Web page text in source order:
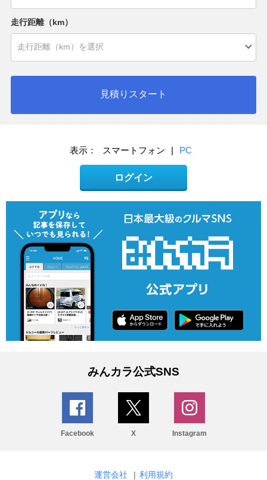
走行距離（km）
見積りスタート
表示： スマートフォン | PC
ログイン
みんカラ公式SNS
Facebook X Instagram
運営会社 | 利用規約